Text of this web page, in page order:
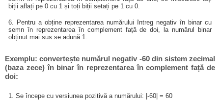
biții aflați pe 0 cu 1 și toți biții setați pe 1 cu 0.
6. Pentru a obține reprezentarea numărului întreg negativ în binar cu
semn în reprezentarea în complement față de doi, la numărul binar
obținut mai sus se adună 1.
Exemplu: convertește numărul negativ -60 din sistem zecimal
(baza zece) în binar în reprezentarea în complement față de
doi:
1. Se începe cu versiunea pozitivă a numărului: |-60| = 60